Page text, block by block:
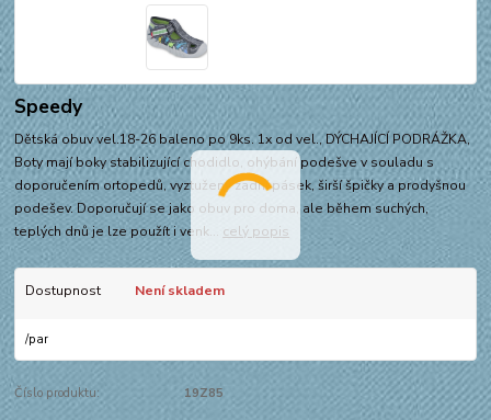
Speedy
Dětská obuv vel.18-26 baleno po 9ks. 1x od vel., DÝCHAJÍCÍ PODRÁŽKA,
Boty mají boky stabilizující chodidlo, ohýbání podešve v souladu s
doporučením ortopedů, vyztužený zadní pásek, širší špičky a prodyšnou
podešev. Doporučují se jako obuv pro doma, ale během suchých,
teplých dnů je lze použít i venk... celý popis
Dostupnost Není skladem
/par
Číslo produktu: 19Z85